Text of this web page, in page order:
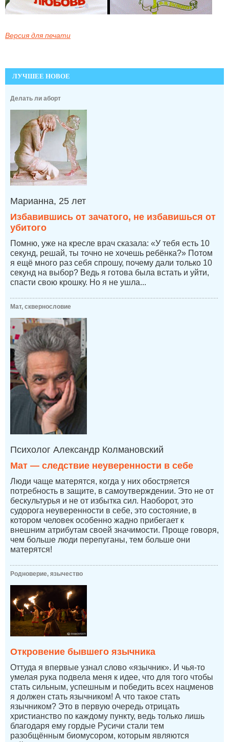
Версия для печати
ЛУЧШЕЕ НОВОЕ
Делать ли аборт
Марианна, 25 лет
Избавившись от зачатого, не избавишься от
убитого
Помню, уже на кресле врач сказала: «У тебя есть 10
секунд, решай, ты точно не хочешь ребёнка?» Потом
я ещё много раз себя спрошу, почему дали только 10
секунд на выбор? Ведь я готова была встать и уйти,
спасти свою крошку. Но я не ушла...
Мат, сквернословие
Психолог Александр Колмановский
Мат — следствие неуверенности в себе
Люди чаще матерятся, когда у них обостряется
потребность в защите, в самоутверждении. Это не от
бескультурья и не от избытка сил. Наоборот, это
судорога неуверенности в себе, это состояние, в
котором человек особенно жадно прибегает к
внешним атрибутам своей значимости. Проще говоря,
чем больше люди перепуганы, тем больше они
матерятся!
Родноверие, язычество
Откровение бывшего язычника
Оттуда я впервые узнал слово «язычник». И чья-то
умелая рука подвела меня к идее, что для того чтобы
стать сильным, успешным и победить всех нацменов
я должен стать язычником! А что такое стать
язычником? Это в первую очередь отрицать
христианство по каждому пункту, ведь только лишь
благодаря ему гордые Русичи стали тем
разобщённым биомусором, которым являются